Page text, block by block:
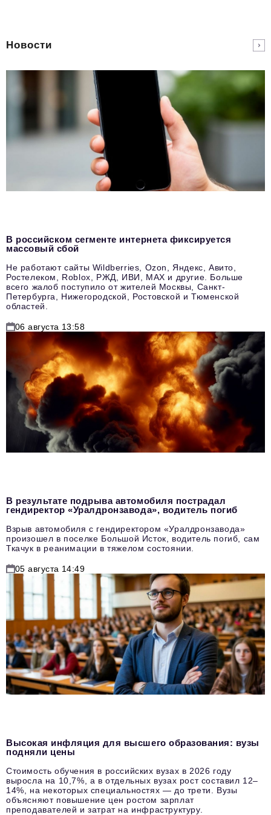
Новости
В российском сегменте интернета фиксируется
массовый сбой
Не работают сайты Wildberries, Ozon, Яндекс, Авито,
Ростелеком, Roblox, РЖД, ИВИ, MAX и другие. Больше
всего жалоб поступило от жителей Москвы, Санкт-
Петербурга, Нижегородской, Ростовской и Тюменской
областей.
06 августа 13:58
В результате подрыва автомобиля пострадал
гендиректор «Уралдронзавода», водитель погиб
Взрыв автомобиля с гендиректором «Уралдронзавода»
произошел в поселке Большой Исток, водитель погиб, сам
Ткачук в реанимации в тяжелом состоянии.
05 августа 14:49
Высокая инфляция для высшего образования: вузы
подняли цены
Стоимость обучения в российских вузах в 2026 году
выросла на 10,7%, а в отдельных вузах рост составил 12–
14%, на некоторых специальностях — до трети. Вузы
объясняют повышение цен ростом зарплат
преподавателей и затрат на инфраструктуру.